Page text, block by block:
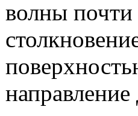
волны